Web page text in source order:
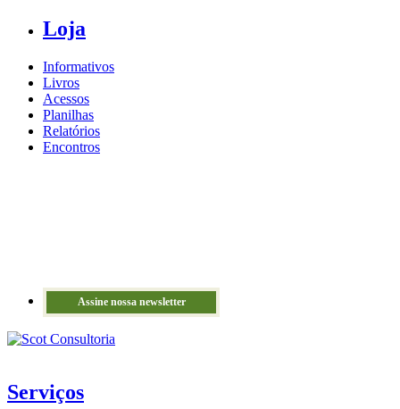
Loja
Informativos
Livros
Acessos
Planilhas
Relatórios
Encontros
Assine nossa newsletter
Serviços